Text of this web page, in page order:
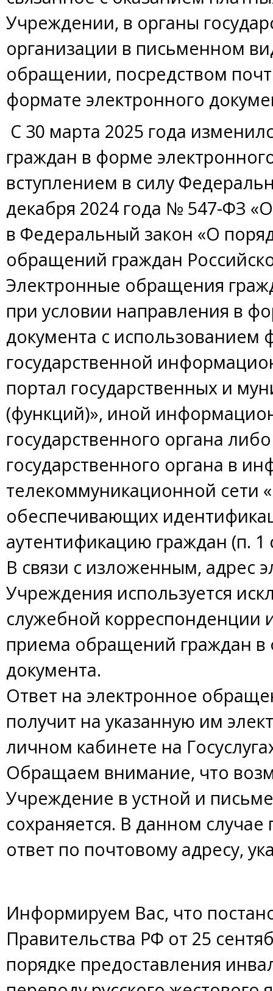
Учреждении, в органы
организации в письменном
обращении, посредством
формате электронного
С 30 марта 2025 года
граждан в форме
вступлением в силу
декабря 2024 года № 547-ФЗ
в Федеральный закон «О
обращений граждан
Электронные обращения
при условии направления в
документа с использованием
государственной
портал государственных и
(функций)», иной
государственного органа
государственного органа в
телекоммуникационной сети
обеспечивающих
аутентификацию граждан (п.
В связи с изложенным, адрес
Учреждения используется
служебной корреспонденции
приема обращений граждан в
документа.
Ответ на электронное
получит на указанную им
личном кабинете на
Обращаем внимание, что
Учреждение в устной и
сохраняется. В данном
ответ по почтовому адресу,
Информируем Вас, что
Правительства РФ от 25
порядке предоставления